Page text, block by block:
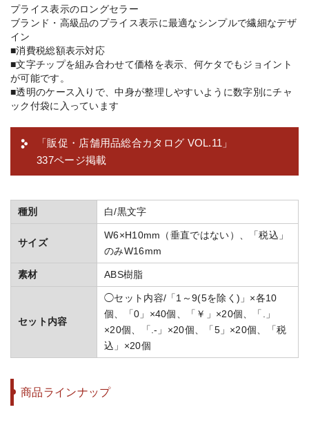
プライス表示のロングセラー
ブランド・高級品のプライス表示に最適なシンプルで繊細なデザ
イン
■消費税総額表示対応
■文字チップを組み合わせて価格を表示、何ケタでもジョイント
が可能です。
■透明のケース入りで、中身が整理しやすいように数字別にチャ
ック付袋に入っています
「販促・店舗用品総合カタログ VOL.11」
337ページ掲載
種別 白/黒文字
サイズ
W6×H10mm（垂直ではない）、「税込」
のみW16mm
素材 ABS樹脂
セット内容
◯セット内容/「1～9(5を除く)」×各10
個、「0」×40個、「￥」×20個、「.」
×20個、「.-」×20個、「5」×20個、「税
込」×20個
商品ラインナップ